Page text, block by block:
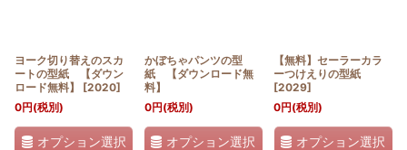
ヨーク切り替えのスカ
ートの型紙 【ダウン
ロード無料】
[2020]
0円(税別)
オプション選択
かぼちゃパンツの型
紙 【ダウンロード無
料】
0円(税別)
オプション選択
【無料】セーラーカラ
ーつけえりの型紙
[2029]
0円(税別)
オプション選択